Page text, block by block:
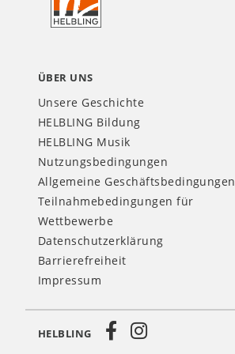
ÜBER UNS
Unsere Geschichte
HELBLING Bildung
HELBLING Musik
Nutzungsbedingungen
Allgemeine Geschäftsbedingungen
Teilnahmebedingungen für
Wettbewerbe
Datenschutzerklärung
Barrierefreiheit
Impressum
HELBLING